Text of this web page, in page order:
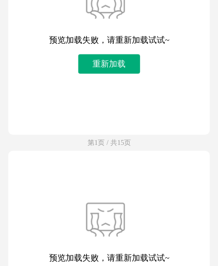
预览加载失败，请重新加载试试~
重新加载
第1页 / 共15页
预览加载失败，请重新加载试试~